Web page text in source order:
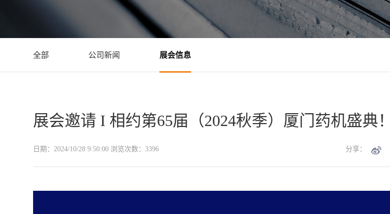
全部 公司新闻 展会信息
展会邀请 I 相约第65届（2024秋季）厦门药机盛典！
日期：2024/10/28 9:50:00 浏览次数：3396 分享：